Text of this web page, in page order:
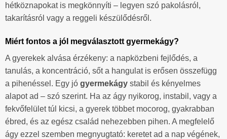
hétköznapokat is megkönnyíti – legyen szó pakolásról,
takarításról vagy a reggeli készülődésről.
Miért fontos a jól megválasztott gyermekágy?
A gyerekek alvása érzékeny: a napközbeni fejlődés, a
tanulás, a koncentráció, sőt a hangulat is erősen összefügg
a pihenéssel. Egy jó gyermekágy stabil és kényelmes
alapot ad – szó szerint. Ha az ágy nyikorog, instabil, vagy a
fekvőfelület túl kicsi, a gyerek többet mocorog, gyakrabban
ébred, és az egész család nehezebben pihen. A megfelelő
ágy ezzel szemben megnyugtató: keretet ad a nap végének,